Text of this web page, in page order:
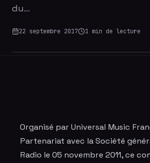
du…
22 septembre 2017 1 min de lecture
Organisé par Universal Music
Partenariat avec la Société
Radio le 05 novembre 2011, ce